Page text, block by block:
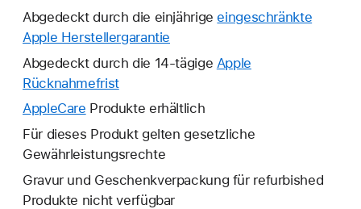
Abgedeckt durch die einjährige eingeschränkte
Apple Herstellergarantie
neues
geöffnet.
Abgedeckt durch die 14-tägige Apple
RücknahmefristEin
neues
wird
geöffnet.
AppleCare Ein
neues
Fenster
geöffnet.
Produkte erhältlich
Für dieses Produkt gelten gesetzliche
Gewährleistungsrechte
Gravur und Geschenkverpackung für refurbished
Produkte nicht verfügbar